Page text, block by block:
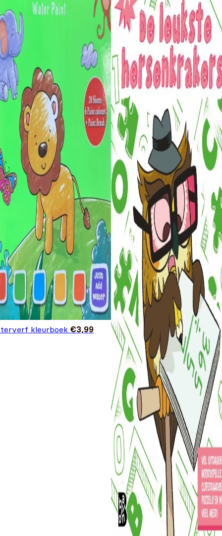
kleurboek €3,99